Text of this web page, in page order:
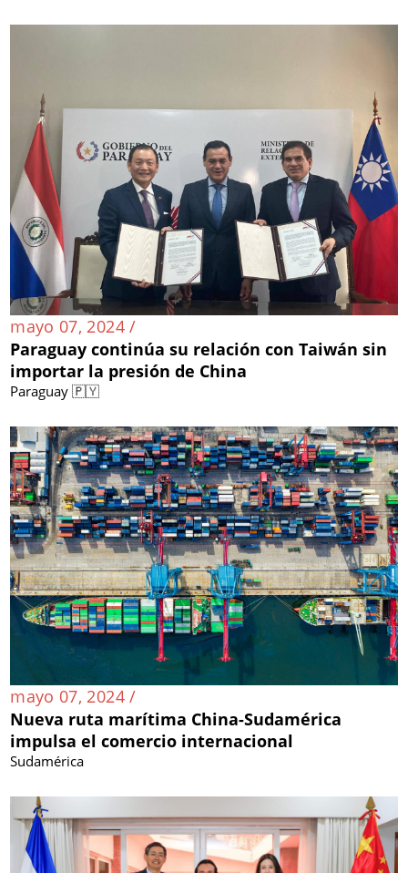
mayo 07, 2024 /
Paraguay continúa su relación con Taiwán sin
importar la presión de China
Paraguay 🇵🇾
mayo 07, 2024 /
Nueva ruta marítima China-Sudamérica
impulsa el comercio internacional
Sudamérica